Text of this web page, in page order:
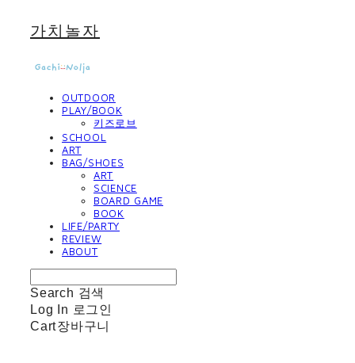
가치놀자
OUTDOOR
PLAY/BOOK
키즈로브
SCHOOL
ART
BAG/SHOES
ART
SCIENCE
BOARD GAME
BOOK
LIFE/PARTY
REVIEW
ABOUT
Search 검색
Log In 로그인
Cart장바구니